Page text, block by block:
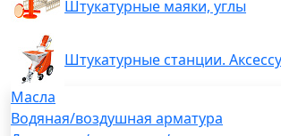
Штукатурные маяки, углы
Штукатурные станции.
Масла
Водяная/воздушная арматура